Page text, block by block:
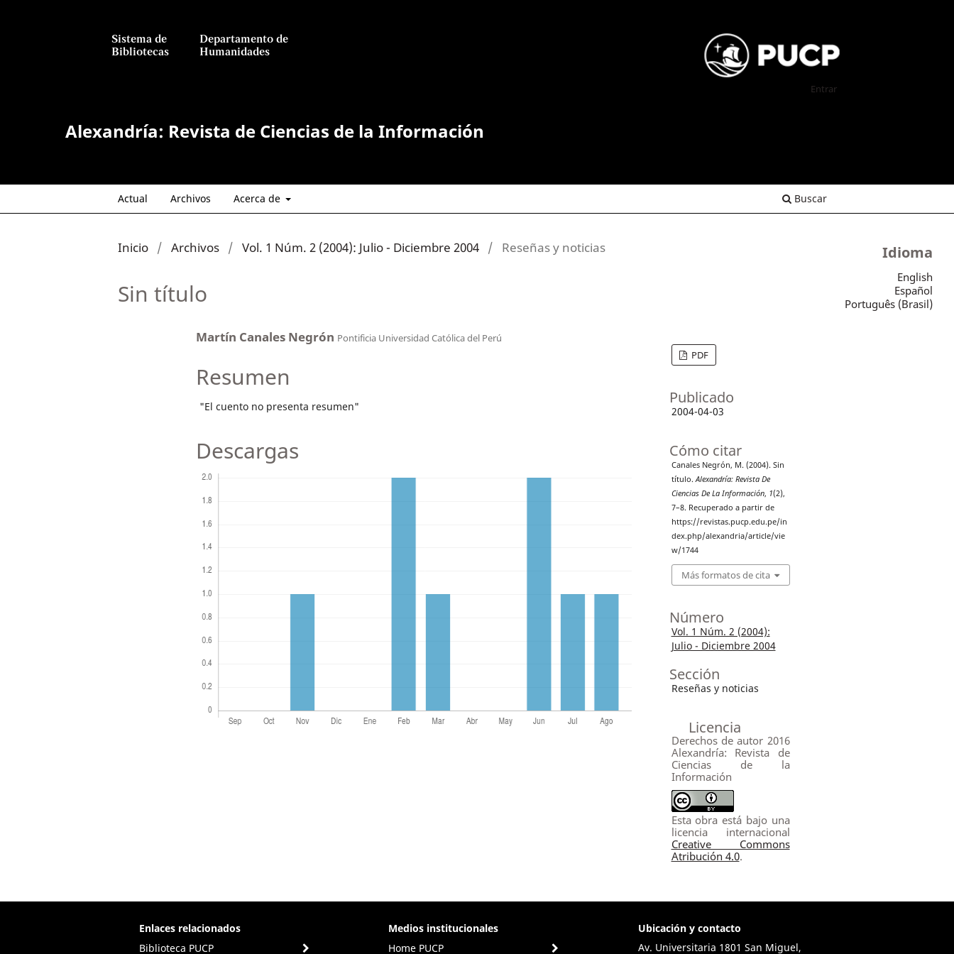
Sistema de
Bibliotecas
Departamento de
Humanidades
Alexandría: Revista de Ciencias de la Información
Actual Archivos Acerca de Buscar
Entrar
Inicio / Archivos / Vol. 1 Núm. 2 (2004): Julio - Diciembre 2004 / Reseñas y noticias
Sin título
Martín Canales Negrón Pontificia Universidad Católica del Perú
Resumen
"El cuento no presenta resumen"
Descargas
PDF
Publicado
2004-04-03
Cómo citar
Canales Negrón, M. (2004). Sin
título.Alexandría: Revista De
Ciencias De La Información, 1(2),
7–8. Recuperado a partir de
https://revistas.pucp.edu.pe/in
dex.php/alexandria/article/vie
w/1744
Más formatos de cita
Número
Vol. 1 Núm. 2 (2004):
Julio - Diciembre 2004
Sección
Reseñas y noticias
Licencia
Derechos de autor 2016
Alexandría: Revista de
Ciencias de la
Información
Esta obra está bajo una
licencia internacional
Creative Commons
Atribución 4.0.
Idioma
English
Español
Português (Brasil)
Enlaces relacionados
Biblioteca PUCP
Medios institucionales
Home PUCP
Ubicación y contacto
Av. Universitaria 1801 San Miguel,